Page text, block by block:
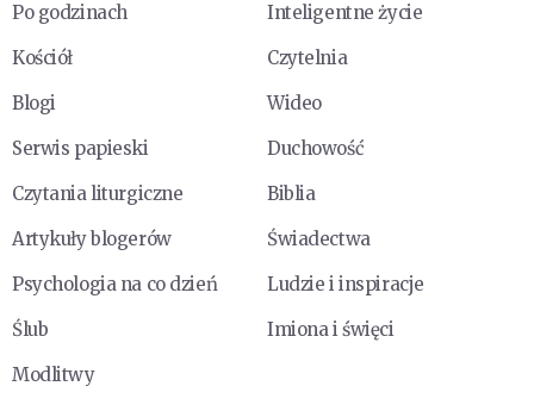
Po godzinach
Inteligentne życie
Kościół
Czytelnia
Blogi
Wideo
Serwis papieski
Duchowość
Czytania liturgiczne
Biblia
Artykuły blogerów
Świadectwa
Psychologia na co dzień
Ludzie i inspiracje
Ślub
Imiona i święci
Modlitwy